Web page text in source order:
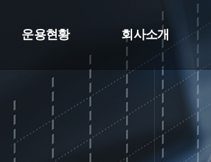
운용현황 회사소개